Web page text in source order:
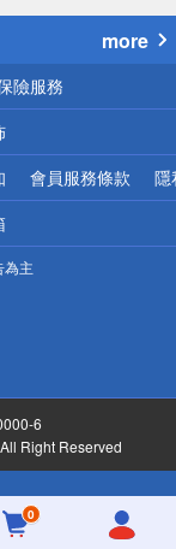
more
險服務
會員服務條款 隱
主
6
Right Reserved
0